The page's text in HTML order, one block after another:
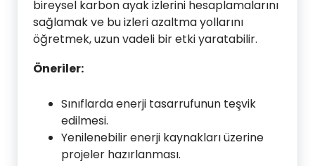
bireysel karbon ayak izlerini hesaplamalarını
sağlamak ve bu izleri azaltma yollarını
öğretmek, uzun vadeli bir etki yaratabilir.
Öneriler:
Sınıflarda enerji tasarrufunun teşvik
edilmesi.
Yenilenebilir enerji kaynakları üzerine
projeler hazırlanması.